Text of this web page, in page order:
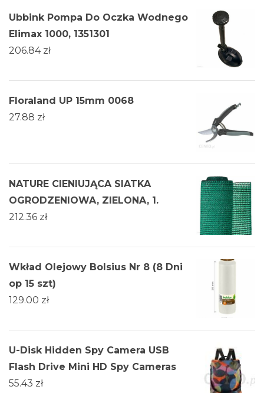
Ubbink Pompa Do Oczka Wodnego
Elimax 1000, 1351301
206.84 zł
Floraland UP 15mm 0068
27.88 zł
NATURE CIENIUJĄCA SIATKA
OGRODZENIOWA, ZIELONA, 1.
212.36 zł
Wkład Olejowy Bolsius Nr 8 (8 Dni
op 15 szt)
129.00 zł
U-Disk Hidden Spy Camera USB
Flash Drive Mini HD Spy Cameras
55.43 zł